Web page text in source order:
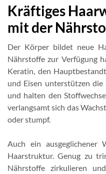
Kräftiges
mit der
Der Körper bildet neue
Nährstoffe zur Verfügung
Keratin, den
und Eisen unterstützen
und halten den
verlangsamt sich das
oder stumpf.
Auch ein ausgeglichener
Haarstruktur. Genug zu
Nährstoffe zirkulieren